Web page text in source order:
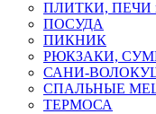
ПЛИТКИ, ПЕЧИ
ПОСУДА
ПИКНИК
РЮКЗАКИ,
САНИ-
СПАЛЬНЫЕ
ТЕРМОСА